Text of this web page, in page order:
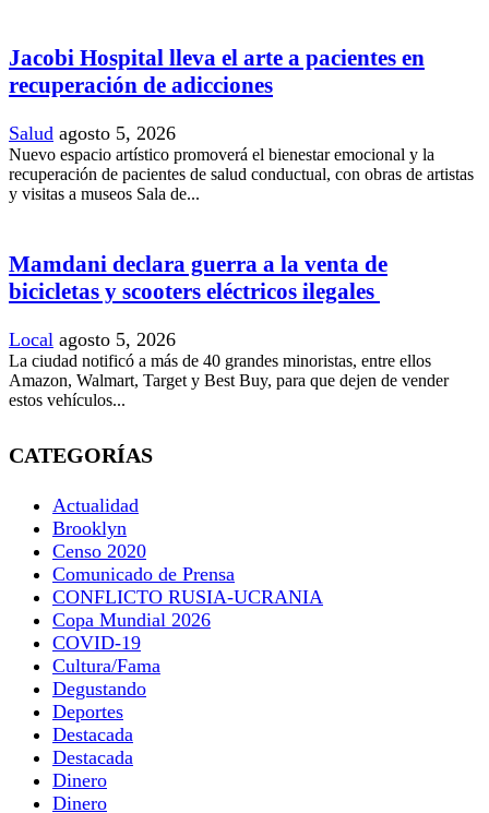
Jacobi Hospital lleva el arte a pacientes en
recuperación de adicciones
Salud agosto 5, 2026
Nuevo espacio artístico promoverá el bienestar emocional y la
recuperación de pacientes de salud conductual, con obras de artistas
y visitas a museos Sala de...
Mamdani declara guerra a la venta de
bicicletas y scooters eléctricos ilegales
Local agosto 5, 2026
La ciudad notificó a más de 40 grandes minoristas, entre ellos
Amazon, Walmart, Target y Best Buy, para que dejen de vender
estos vehículos...
CATEGORÍAS
Actualidad
Brooklyn
Censo 2020
Comunicado de Prensa
CONFLICTO RUSIA-UCRANIA
Copa Mundial 2026
COVID-19
Cultura/Fama
Degustando
Deportes
Destacada
Destacada
Dinero
Dinero